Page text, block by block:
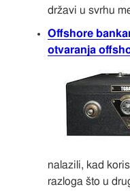
državi u svrhu
Offshore
otvaranja
nalazili, kad
razloga što u